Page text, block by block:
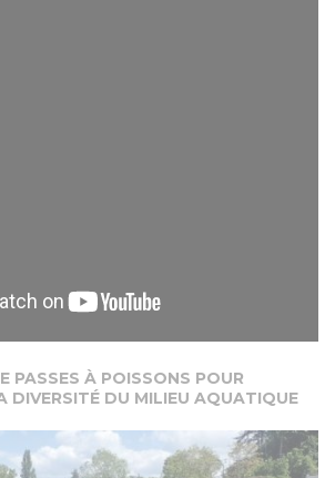
PASSES À POISSONS POUR
DIVERSITÉ DU MILIEU AQUATIQUE